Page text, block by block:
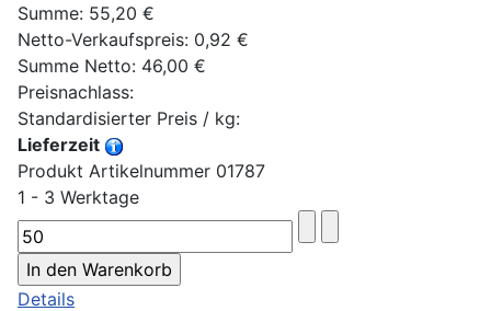
Summe: 55,20 €
Netto-Verkaufspreis: 0,92 €
Summe Netto: 46,00 €
Preisnachlass:
Standardisierter Preis / kg:
Lieferzeit
Produkt Artikelnummer 01787
1 - 3 Werktage
Details